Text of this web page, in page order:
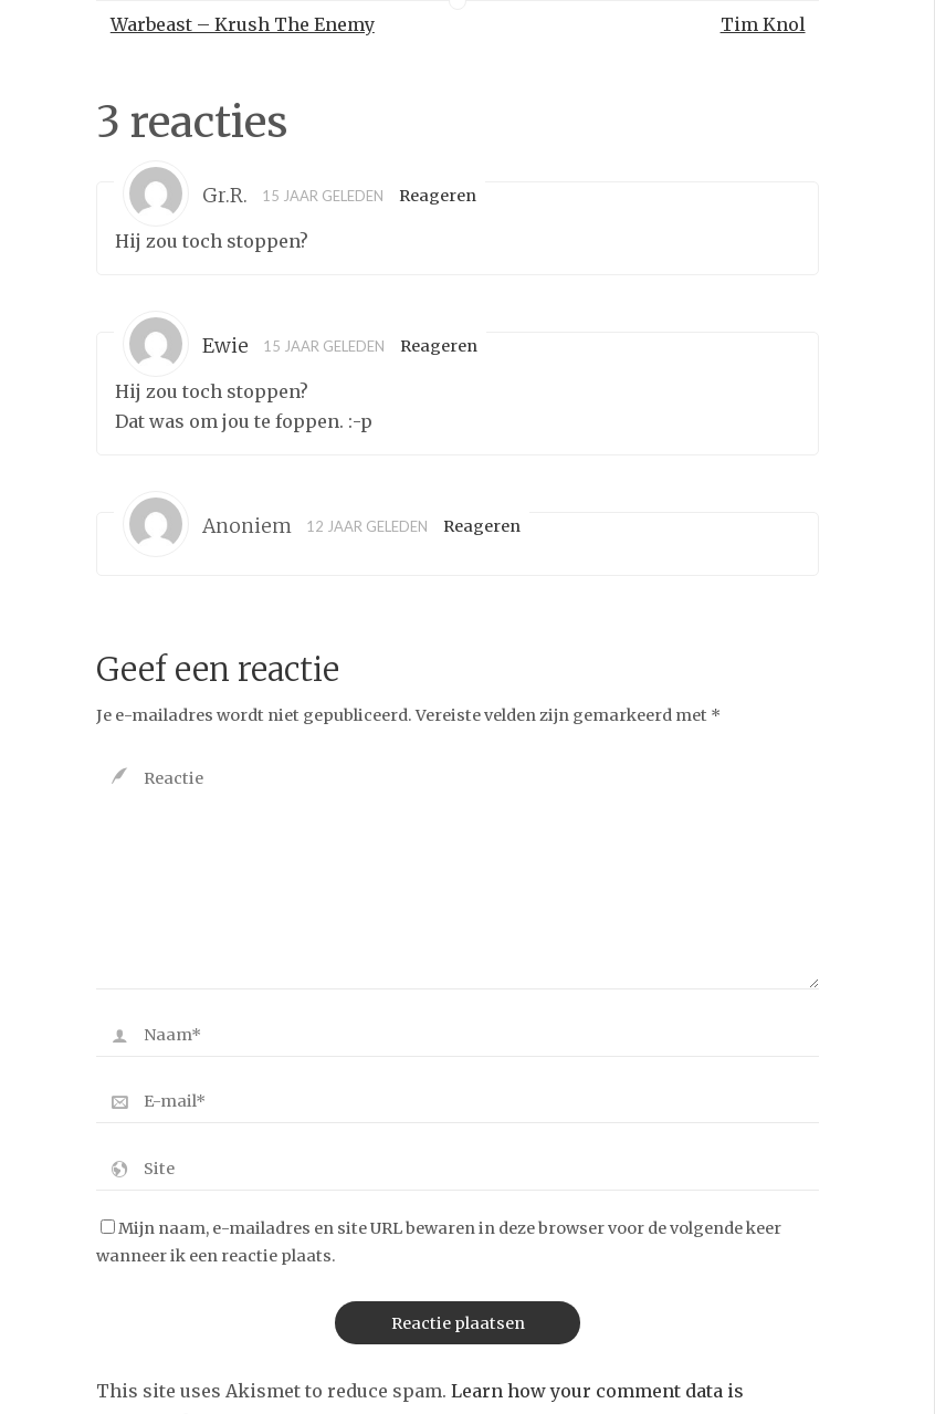
Warbeast – Krush The Enemy Tim Knol
3 reacties
Gr.R. 15 JAAR GELEDEN Reageren
Hij zou toch stoppen?
Ewie 15 JAAR GELEDEN Reageren
Hij zou toch stoppen?
Dat was om jou te foppen. :-p
Anoniem 12 JAAR GELEDEN Reageren
Geef een reactie
Je e-mailadres wordt niet gepubliceerd. Vereiste velden zijn gemarkeerd met *
Mijn naam, e-mailadres en site URL bewaren in deze browser voor de volgende keer
wanneer ik een reactie plaats.
This site uses Akismet to reduce spam. Learn how your comment data is